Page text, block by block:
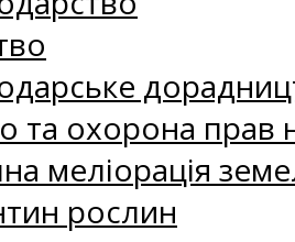
та охорона прав
меліорація
рослин